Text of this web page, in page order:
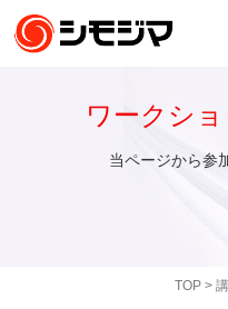
TOP>
ワークシ
当ページから参